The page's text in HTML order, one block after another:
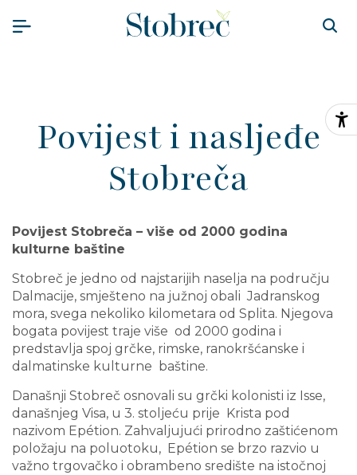
Povijest i nasljeđe
Stobreča
Povijest Stobreča – više od 2000 godina
kulturne baštine
Stobreč je jedno od najstarijih naselja na području
Dalmacije, smješteno na južnoj obali Jadranskog
mora, svega nekoliko kilometara od Splita. Njegova
bogata povijest traje više od 2000 godina i
predstavlja spoj grčke, rimske, ranokršćanske i
dalmatinske kulturne baštine.
Današnji Stobreč osnovali su grčki kolonisti iz Isse,
današnjeg Visa, u 3. stoljeću prije Krista pod
nazivom Epétion. Zahvaljujući prirodno zaštićenom
položaju na poluotoku, Epétion se brzo razvio u
važno trgovačko i obrambeno središte na istočnoj